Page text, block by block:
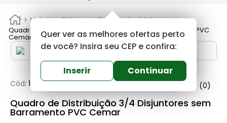
Quer ver as melhores ofertas perto
de você? Insira seu CEP e confira:
Inserir Continuar
Materiais Elétricos
Quadro de distribuicao
Quadro de Distribuição 3/4 Disjuntores sem Barramento PVC
Cemar
Cód:190756 Force line (0)
Quadro de Distribuição 3/4 Disjuntores sem
Barramento PVC Cemar
2º
3º
porta
4º
revestimento
5º
telha
argamassa
7º
tinta